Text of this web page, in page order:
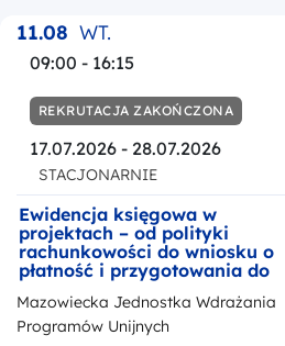
11.08 WT.
09:00 - 16:15
REKRUTACJA ZAKOŃCZONA
17.07.2026 - 28.07.2026
STACJONARNIE
Ewidencja księgowa w
projektach – od polityki
rachunkowości do wniosku o
płatność i przygotowania do
kontroli
Mazowiecka Jednostka Wdrażania
Programów Unijnych